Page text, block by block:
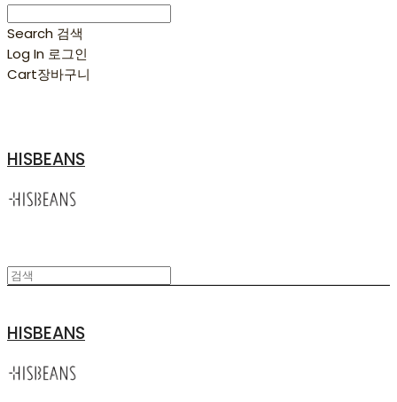
Search 검색
Log In 로그인
Cart장바구니
HISBEANS
HISBEANS